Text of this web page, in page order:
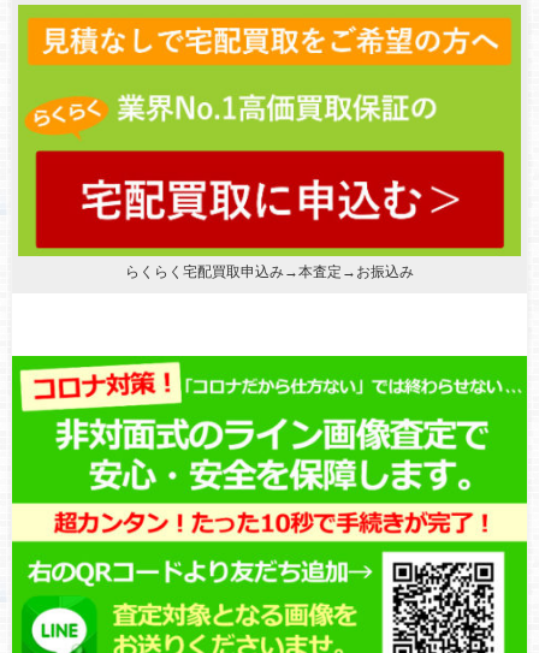
らくらく宅配買取申込み→本査定→お振込み